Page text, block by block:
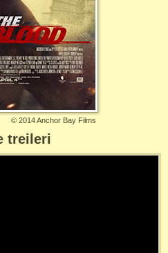
© 2014 Anchor Bay Films
treileri